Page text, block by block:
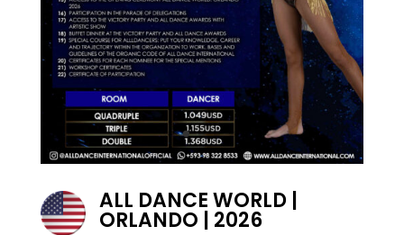
ALL DANCE WORLD |
ORLANDO | 2026